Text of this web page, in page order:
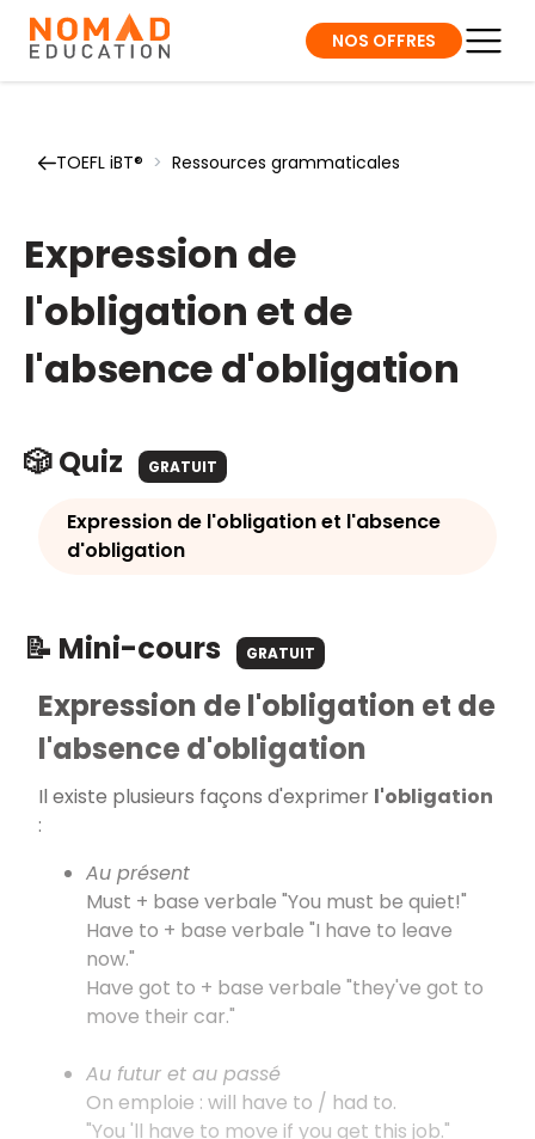
NOS OFFRES
TOEFL iBT® > Ressources grammaticales
Expression de
l'obligation et de
l'absence d'obligation
🎲 Quiz GRATUIT
Expression de l'obligation et l'absence
d'obligation
📝 Mini-cours GRATUIT
Expression de l'obligation et de
l'absence d'obligation
Il existe plusieurs façons d'exprimer l'obligation
:
Au présent
Must + base verbale "You must be quiet!"
Have to + base verbale "I have to leave
now."
Have got to + base verbale "they've got to
move their car."
Au futur et au passé
On emploie : will have to / had to.
"You 'll have to move if you get this job."